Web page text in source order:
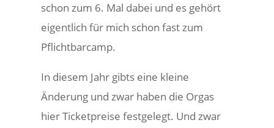
schon zum 6. Mal dabei und es gehört
eigentlich für mich schon fast zum
Pflichtbarcamp.
In diesem Jahr gibts eine kleine
Änderung und zwar haben die Orgas
hier Ticketpreise festgelegt. Und zwar